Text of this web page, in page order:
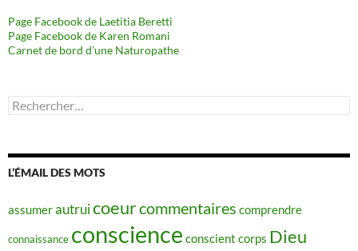
Page Facebook de Laetitia Beretti
Page Facebook de Karen Romani
Carnet de bord d’une Naturopathe
Rechercher :
L’ÉMAIL DES MOTS
assumerautruicoeurcommentaires comprendre
connaissance conscience conscient corps Dieu